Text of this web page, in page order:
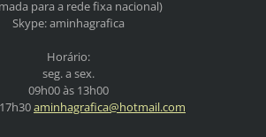
para a rede fixa nacional)
Skype: aminhagrafica
Horário:
seg. a sex.
09h00 às 13h00
aminhagrafica@hotmail.com